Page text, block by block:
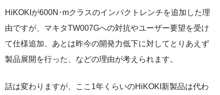
HiKOKIが600N･mクラスのインパクトレンチを追加した理
由ですが、マキタTW007Gへの対抗やユーザー要望を受け
て仕様追加、あとは昨今の開発力低下に対してとりあえず
製品展開を行った、などの理由が考えられます。
話は変わりますが、ここ1年くらいのHiKOKI新製品は代わ